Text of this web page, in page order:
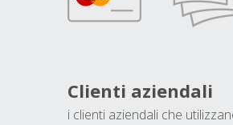
Clienti aziendali
i clienti aziendali che